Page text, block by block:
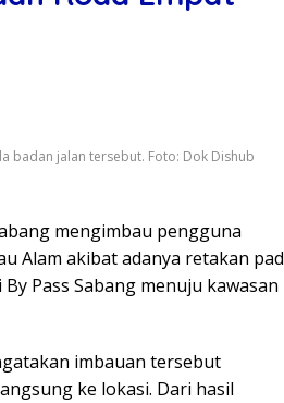
badan jalan tersebut. Foto: Dok Dishub
mengimbau pengguna
Alam akibat adanya retakan
Pass Sabang menuju kawasan
imbauan tersebut
ke lokasi. Dari hasil